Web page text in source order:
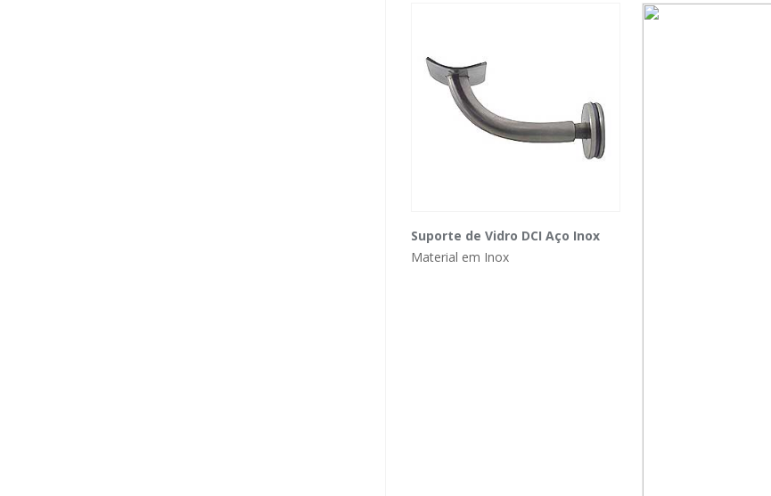
Suporte de Vidro DCI Aço Inox
Material em Inox